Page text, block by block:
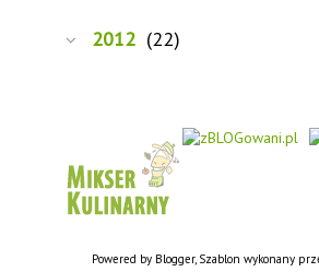
2012 (22)
Powered by Blogger, Szablon wykonany